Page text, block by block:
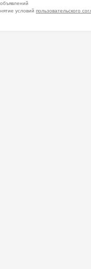
условий пользовательского